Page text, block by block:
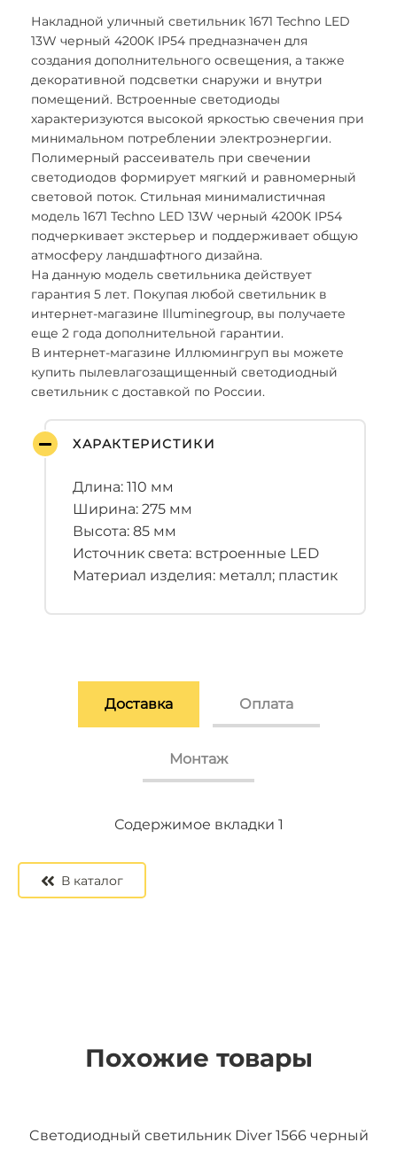
Накладной уличный светильник 1671 Techno LED
13W черный 4200K IP54 предназначен для
создания дополнительного освещения, а также
декоративной подсветки снаружи и внутри
помещений. Встроенные светодиоды
характеризуются высокой яркостью свечения при
минимальном потреблении электроэнергии.
Полимерный рассеиватель при свечении
светодиодов формирует мягкий и равномерный
световой поток. Стильная минималистичная
модель 1671 Techno LED 13W черный 4200K IP54
подчеркивает экстерьер и поддерживает общую
атмосферу ландшафтного дизайна.
На данную модель светильника действует
гарантия 5 лет. Покупая любой светильник в
интернет-магазине Illuminegroup, вы получаете
еще 2 года дополнительной гарантии.
В интернет-магазине Иллюмингруп вы можете
купить пылевлагозащищенный светодиодный
светильник с доставкой по России.
ХАРАКТЕРИСТИКИ
Длина: 110 мм
Ширина: 275 мм
Высота: 85 мм
Источник света: встроенные LED
Материал изделия: металл; пластик
Доставка Оплата
Монтаж
Содержимое вкладки 1
Содержимое вкладки 2
Содержимое вкладки 3
В каталог
Похожие товары
Cветодиодный светильник Diver 1566 черный